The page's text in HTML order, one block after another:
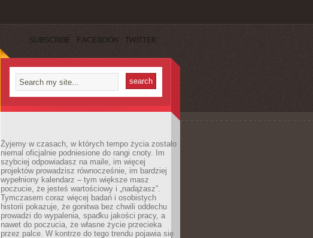
SUBSCRIBE FACEBOOK TWITTER
Żyjemy w czasach, w których tempo życia zostało
niemal oficjalnie podniesione do rangi cnoty. Im
szybciej odpowiadasz na maile, im więcej
projektów prowadzisz równocześnie, im bardziej
wypełniony kalendarz – tym większe masz
poczucie, że jesteś wartościowy i „nadążasz”.
Tymczasem coraz więcej badań i osobistych
historii pokazuje, że gonitwa bez chwili oddechu
prowadzi do wypalenia, spadku jakości pracy, a
nawet do poczucia, że własne życie przecieka
przez palce. W kontrze do tego trendu pojawia się